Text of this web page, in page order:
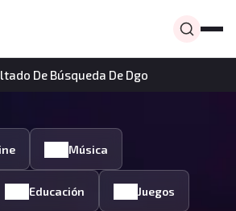
De Búsqueda De Dgo
Música
Educación Juegos